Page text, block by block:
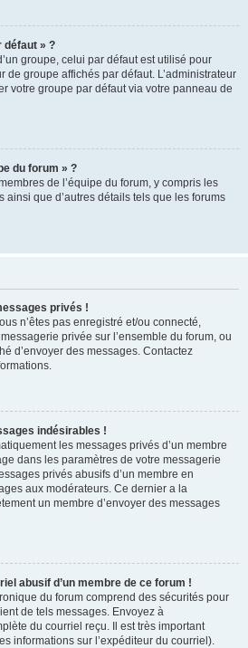
défaut » ?
groupe, celui par défaut est utilisé pour
de groupe affichés par défaut. L’administrateur
votre groupe par défaut via votre panneau de
du forum » ?
de l’équipe du forum, y compris les
ainsi que d’autres détails tels que les forums
privés !
n’êtes pas enregistré et/ou connecté,
privée sur l’ensemble du forum, ou
d’envoyer des messages. Contactez
indésirables !
les messages privés d’un membre
dans les paramètres de votre messagerie
privés abusifs d’un membre en
aux modérateurs. Ce dernier a la
un membre d’envoyer des messages
abusif d’un membre de ce forum !
du forum comprend des sécurités pour
de tels messages. Envoyez à
du courriel reçu. Il est très important
informations sur l’expéditeur du courriel).